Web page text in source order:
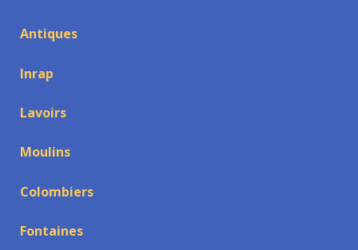
Antiques
Inrap
Lavoirs
Moulins
Colombiers
Fontaines